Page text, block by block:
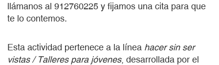
llámanos al 912760225 y fijamos una cita para que
te lo contemos.
Esta actividad pertenece a la línea hacer sin ser
vistas / Talleres para jóvenes, desarrollada por el